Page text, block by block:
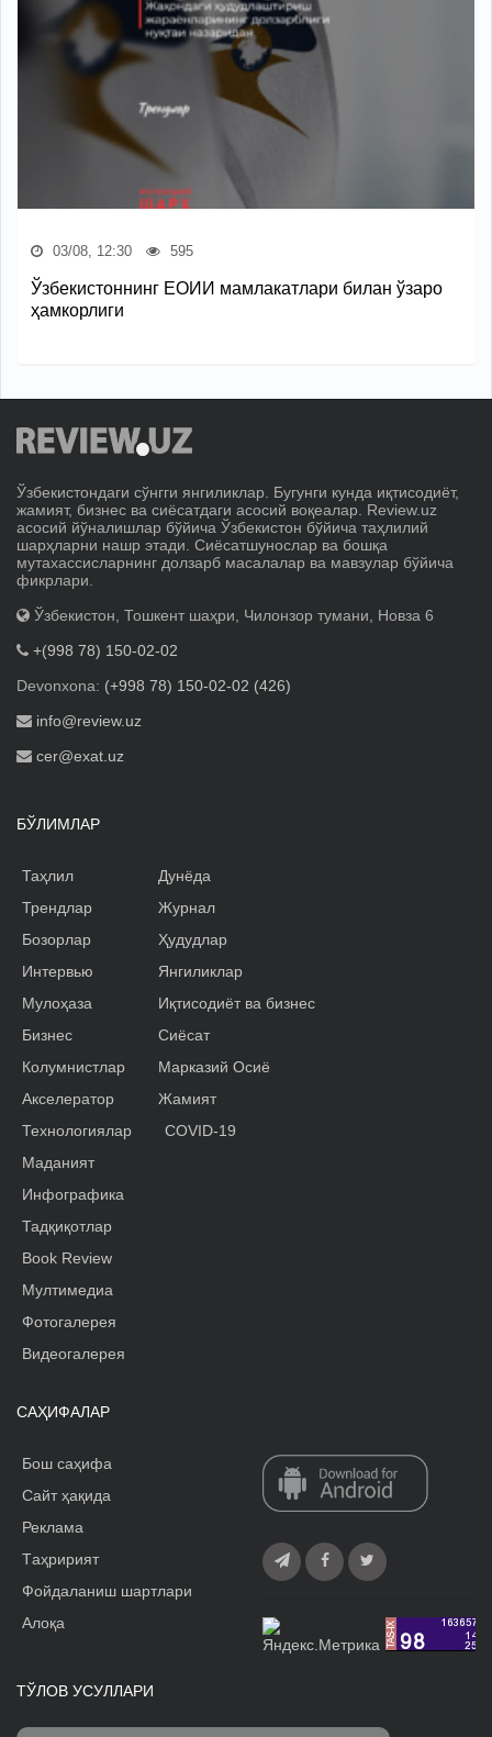
03/08, 12:30 595
Ўзбекистоннинг ЕОИИ мамлакатлари билан ўзаро
ҳамкорлиги
Ўзбекистондаги сўнгги янгиликлар. Бугунги кунда иқтисодиёт,
жамият, бизнес ва сиёсатдаги асосий воқеалар. Review.uz
асосий йўналишлар бўйича Ўзбекистон бўйича таҳлилий
шарҳларни нашр этади. Сиёсатшунослар ва бошқа
мутахассисларнинг долзарб масалалар ва мавзулар бўйича
фикрлари.
Ўзбекистон, Тошкент шаҳри, Чилонзор тумани, Новза 6
+(998 78) 150-02-02
Devonxona: (+998 78) 150-02-02 (426)
info@review.uz
cer@exat.uz
БЎЛИМЛАР
Таҳлил
Трендлар
Бозорлар
Интервью
Мулоҳаза
Бизнес
Колумнистлар
Акселератор
Дунёда
Журнал
Ҳудудлар
Янгиликлар
Иқтисодиёт ва бизнес
Сиёсат
Марказий Осиё
Жамият
Технологиялар
Маданият
Инфографика
Тадқиқотлар
Book Review
Мултимедиа
Фотогалерея
Видеогалерея
COVID-19
САҲИФАЛАР
Бош саҳифа
Сайт ҳақида
Реклама
Tаҳририят
Фойдаланиш шартлари
Алоқа
ТЎЛОВ УСУЛЛАРИ